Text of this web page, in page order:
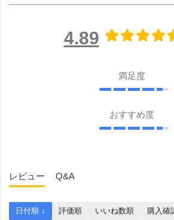
4.89
満足度
おすすめ度
レビュー Q&A
日付順 ↓ 評価順 いいね数順 購入確